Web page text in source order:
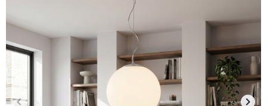
keyboard_arrow_left keyboard_arrow_right